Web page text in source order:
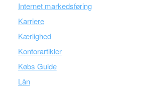
Internet markedsføring
Karriere
Kærlighed
Kontorartikler
Købs Guide
Lån